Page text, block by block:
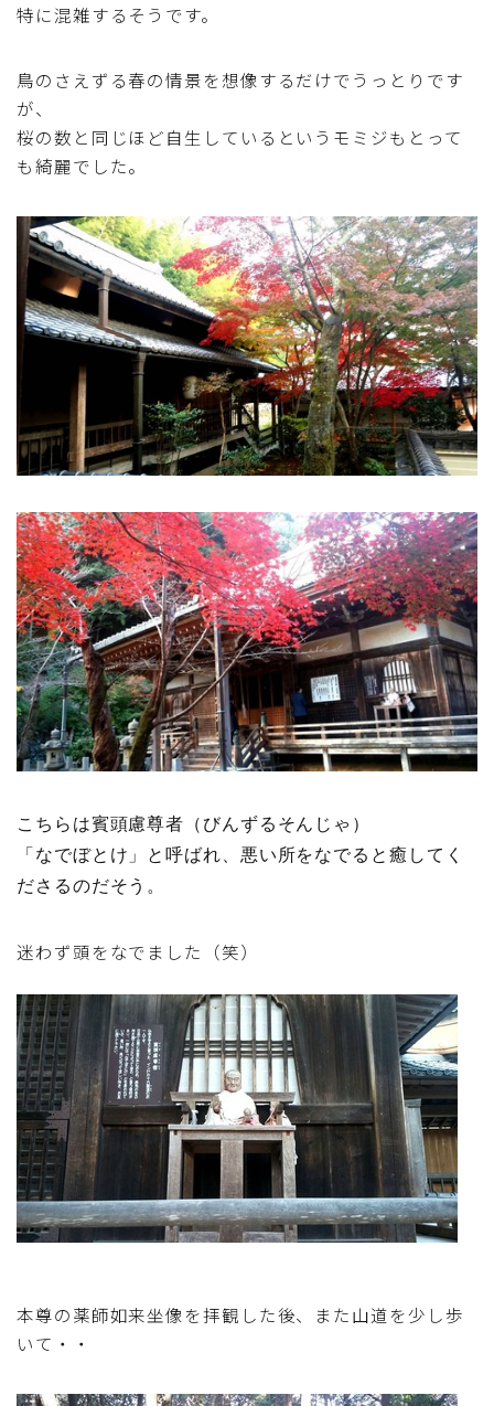
パン・パンケーキ・スコーン・食事パイ・ケークサレ・
米/ご飯料理・もち料理
麺料理(パスタ・うどん・そうめん・春雨など)
ハム・ベーコン・ソーセー・・スパム・チーズ料理
豆腐・厚揚げ・油揚げ・納豆・豆類・豆製品料理
缶詰料理(ツナ・サバ・いわし・ホタテ貝柱・コーン
行事食(おせち・ハロウィン・クリスマス・雛祭り・子
供の日・七夕等)
乾物・海藻・麩料理
お弁当
漬物・ピクルス・保存食・発酵食品
圧力鍋使用の料理
ソース・ドレッシング・たれ・ディップ類
ドリンク・シロップ・ジャム類
その他食材
テーブルコーディネート・食器・調理器具
住・インテリア・小物・植物
離乳食・キッズメニュー
育児徒然
その他徒然
特に混雑するそうです。
鳥のさえずる春の情景を想像するだけでうっとりです
が、
桜の数と同じほど自生しているというモミジもとって
も綺麗でした。
こちらは賓頭慮尊者（びんずるそんじゃ）
「なでぼとけ」と呼ばれ、悪い所をなでると癒してく
ださるのだそう。
迷わず頭をなでました（笑）
本尊の薬師如来坐像を拝観した後、また山道を少し歩
いて・・